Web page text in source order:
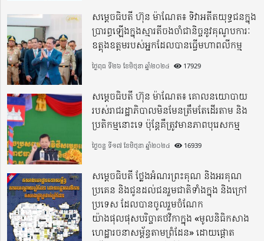
សម្តេចធិបតី ហ៊ុន ម៉ាណែត៖ ទិវាអតីតយុទ្ធជនក្នុង
ប្រារព្ធឡើងក្នុងស្មារតីចងចាំជានិច្ចនូវគុណូបការៈ
ឧត្តុងឧត្តមរបស់អ្នកដែលបានធ្វើមហាពលីកម្ម
ថ្ងៃពុធ ទី២៦ ខែមិថុនា ឆ្នាំ២០២៤ 17929
សម្តេចធិបតី ហ៊ុន ម៉ាណែត៖ គោលនយោបាយ
របស់រាជរដ្ឋាភិបាលមិនមែនត្រឹមតែដើរតាម និង
ប្រតិកម្មនោះទេ ប៉ុន្តែគឺត្រូវមានភាពបុរេសកម្ម
ថ្ងៃចន្ទ ទី១៧ ខែមិថុនា ឆ្នាំ២០២៤ 16939
សម្តេចធិបតី ថ្លែងអំណរព្រះគុណ និងអរគុណ
ប្រគេន និងជូនដល់ជនរួមជាតិទាំងក្នុង​ និងក្រៅ
ប្រទេស​ ដែលបានចូលរួមចំណែក
យ៉ាងផុលផុសបរិច្ចាគថវិកាក្នុង «មូលនិធិកសាង
ហេដ្ឋារចនាសម្ព័ន្ធតាមព្រំដែន» ដោយផ្ដោត